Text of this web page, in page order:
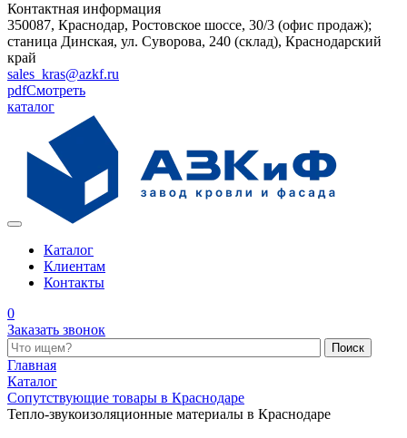
Контактная информация
350087, Краснодар, Ростовское шоссе, 30/3 (офис продаж);
станица Динская, ул. Суворова, 240 (склад), Краснодарский
край
sales_kras@azkf.ru
pdfСмотреть
каталог
Каталог
Клиентам
Контакты
0
Заказать звонок
Поиск по каталогу
Главная
Каталог
Сопутствующие товары в Краснодаре
Тепло-звукоизоляционные материалы в Краснодаре